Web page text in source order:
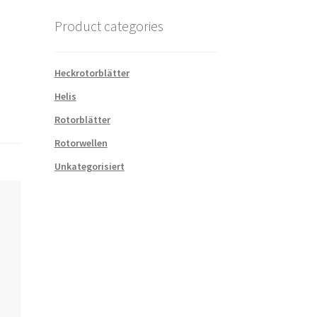
Product categories
Heckrotorblätter
Helis
Rotorblätter
Rotorwellen
Unkategorisiert